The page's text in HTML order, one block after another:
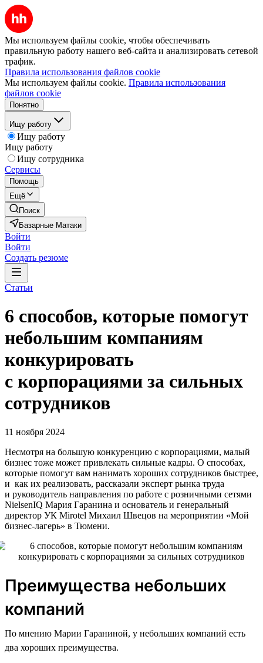
Мы используем файлы cookie, чтобы обеспечивать
правильную работу нашего веб-сайта и анализировать сетевой
трафик.
Правила использования файлов cookie
Мы используем файлы cookie. Правила использования
файлов cookie
Понятно
Ищу работу
Ищу работу
Ищу работу
Ищу сотрудника
Сервисы
Помощь
Ещё
Поиск
Базарные Матаки
Войти
Войти
Создать резюме
Статьи
6 способов, которые помогут
небольшим компаниям
конкурировать
с корпорациями за сильных
сотрудников
11 ноября 2024
Несмотря на большую конкуренцию с корпорациями, малый
бизнес тоже может привлекать сильные кадры. О способах,
которые помогут вам нанимать хороших сотрудников быстрее,
и как их реализовать, рассказали эксперт рынка труда
и руководитель направления по работе с розничными сетями
NielsenIQ Мария Гаранина и основатель и генеральный
директор УК Mirotel Михаил Швецов на мероприятии «Мой
бизнес-лагерь» в Тюмени.
Преимущества небольших
компаний
По мнению Марии Гараниной, у небольших компаний есть
два хороших преимущества.